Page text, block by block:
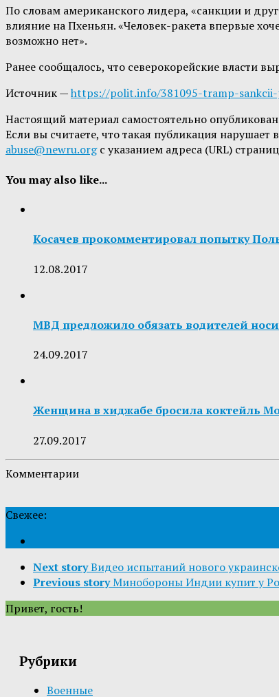
По словам американского лидера, «санкции и
влияние на Пхеньян. «Человек-ракета впервые
возможно нет».
Ранее сообщалось, что северокорейские власти
Источник —https://polit.info/381095-tramp-
Настоящий материал самостоятельно
Если вы считаете, что такая публикация
abuse@newru.orgс указанием адреса (URL)
You may also like...
Косачев прокомментировал попытку
12.08.2017
МВД предложило обязать водителей
24.09.2017
Женщина в хиджабе бросила коктейль
27.09.2017
Комментарии
Свежее:
Next storyВидео испытаний нового
Previous storyМинобороны Индии купит у
Привет, гость!
Рубрики
Военные